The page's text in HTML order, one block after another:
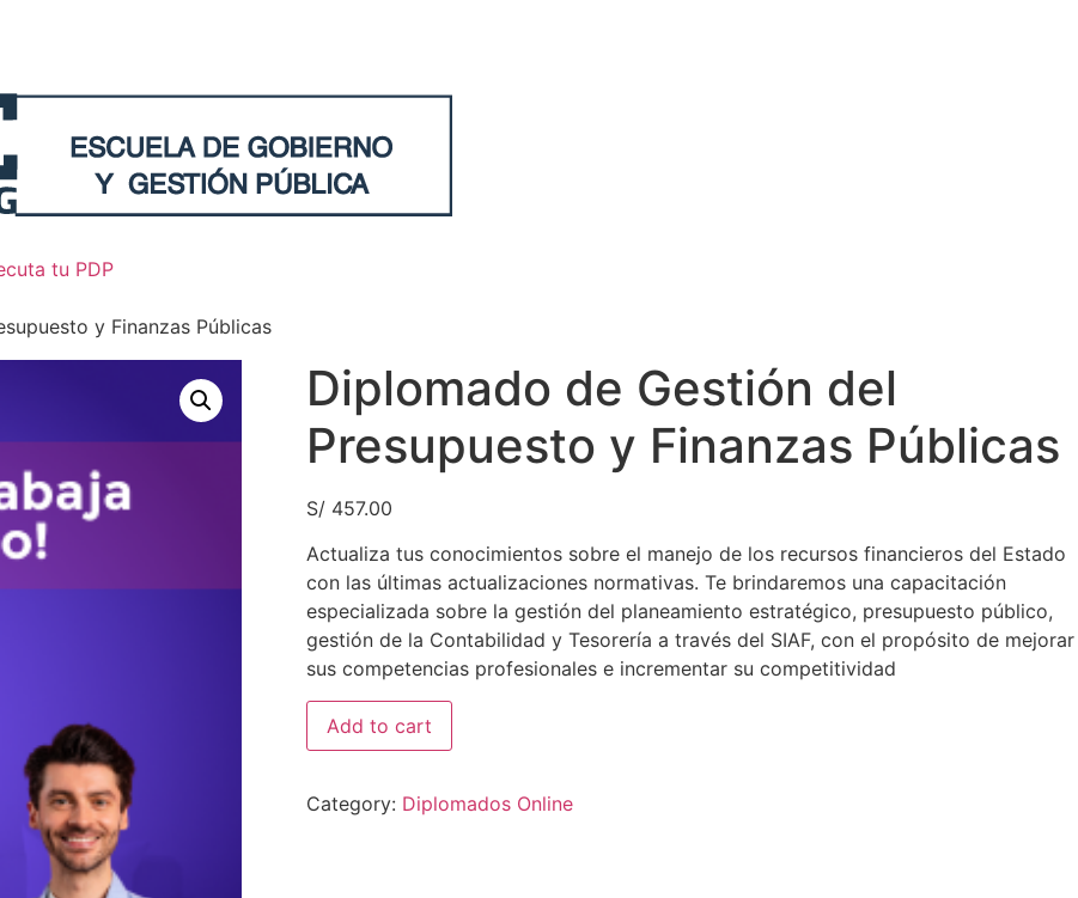
tu PDP
y Finanzas Públicas
Diplomado de Gestión del
Presupuesto y Finanzas Públicas
S/457.00
Actualiza tus conocimientos sobre el manejo de los recursos financieros del Estado
con las últimas actualizaciones normativas. Te brindaremos una capacitación
especializada sobre la gestión del planeamiento estratégico, presupuesto público,
gestión de la Contabilidad y Tesorería a través del SIAF, con el propósito de mejorar
sus competencias profesionales e incrementar su competitividad
Add to cart
Category: Diplomados Online